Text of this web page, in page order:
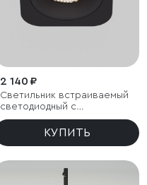
2 140 ₽
Светильник встраиваемый
светодиодный с
антибликовой решеткой
Tetro 10W 4000K черный
КУПИТЬ